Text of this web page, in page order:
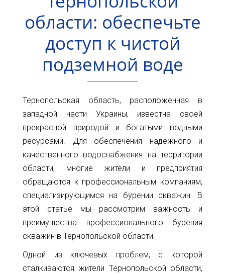
глубин
Новости
Статьи
Отзывы
Контакты
Сб.
г.Киев
(рядом
гипермаркетом
Ашан)
+38(098)856-
11-
+38(068)556-
32
info@1kbk.com.ua
области: обеспечьте
доступ к чистой
подземной воде
Тернопольская область, расположенная в
западной части Украины, известна своей
прекрасной природой и богатыми водными
ресурсами. Для обеспечения надежного и
качественного водоснабжения на территории
области, многие жители и предприятия
обращаются к профессиональным компаниям,
специализирующимся на бурении скважин. В
этой статье мы рассмотрим важность и
преимущества профессионального бурения
скважин в Тернопольской области.
Одной из ключевых проблем, с которой
сталкиваются жители Тернопольской области,